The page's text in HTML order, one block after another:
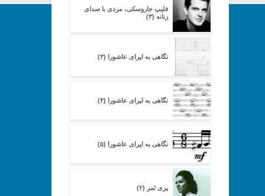
فلیپ جاروسکی، مردی با صدای
زنانه (۳)
نگاهی به اپرای عاشورا (۳)
نگاهی به اپرای عاشورا (۴)
نگاهی به اپرای عاشورا (۵)
پری ثمر (۲)